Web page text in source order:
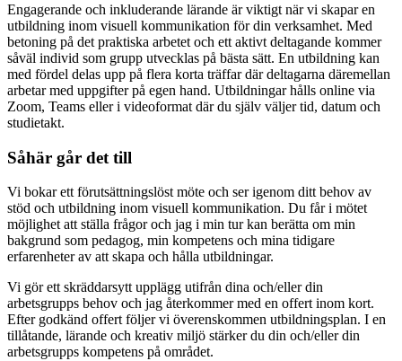
Engagerande och inkluderande lärande är viktigt när vi skapar en
utbildning inom visuell kommunikation för din verksamhet. Med
betoning på det praktiska arbetet och ett aktivt deltagande kommer
såväl individ som grupp utvecklas på bästa sätt. En utbildning kan
med fördel delas upp på flera korta träffar där deltagarna däremellan
arbetar med uppgifter på egen hand. Utbildningar hålls online via
Zoom, Teams eller i videoformat där du själv väljer tid, datum och
studietakt.
Såhär går det till
Vi bokar ett förutsättningslöst möte och ser igenom ditt behov av
stöd och utbildning inom visuell kommunikation. Du får i mötet
möjlighet att ställa frågor och jag i min tur kan berätta om min
bakgrund som pedagog, min kompetens och mina tidigare
erfarenheter av att skapa och hålla utbildningar.
Vi gör ett skräddarsytt upplägg utifrån dina och/eller din
arbetsgrupps behov och jag återkommer med en offert inom kort.
Efter godkänd offert följer vi överenskommen utbildningsplan. I en
tillåtande, lärande och kreativ miljö stärker du din och/eller din
arbetsgrupps kompetens på området.